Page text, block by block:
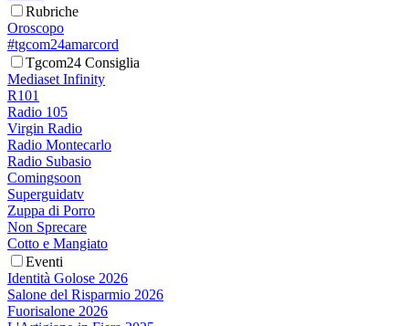
Rubriche
Oroscopo
#tgcom24amarcord
Tgcom24 Consiglia
Mediaset Infinity
R101
Radio 105
Virgin Radio
Radio Montecarlo
Radio Subasio
Comingsoon
Superguidatv
Zuppa di Porro
Non Sprecare
Cotto e Mangiato
Eventi
Identità Golose 2026
Salone del Risparmio 2026
Fuorisalone 2026